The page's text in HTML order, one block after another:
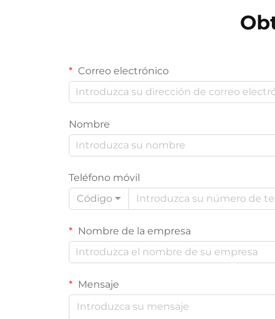
Correo electrónico
Nombre
Teléfono móvil
Código
Nombre de la empresa
Mensaje